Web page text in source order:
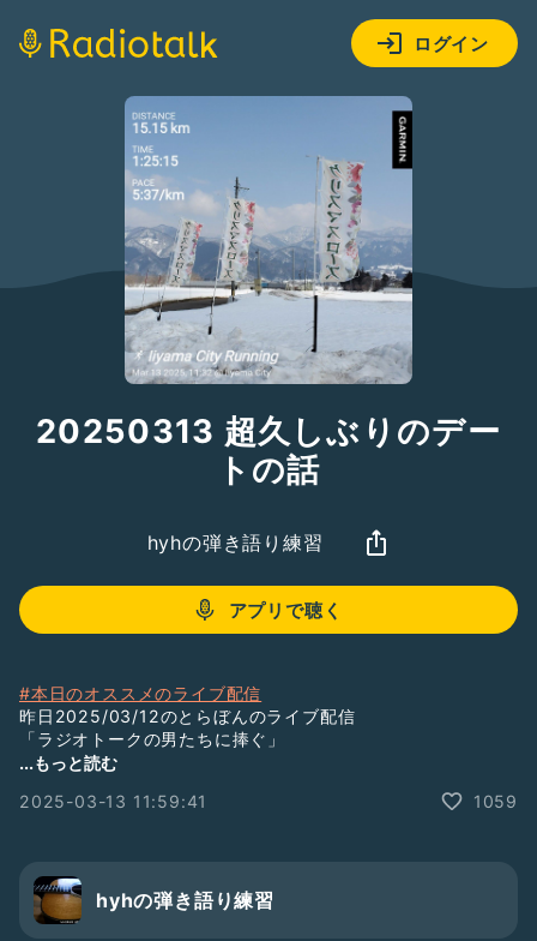
ログイン
20250313 超久しぶりのデー
トの話
hyhの弾き語り練習
アプリで聴く
#本日のオススメのライブ配信
昨日2025/03/12のとらぼんのライブ配信
「ラジオトークの男たちに捧ぐ」
https://radiotalk.page.link/qbAPBenbZJkvAwPK8
枠。1：30くらいからhyhと🟠🟠🟠さんとのデートが始まりま
#hyh1409
#hyhラジラン
#ラジラン
...もっと読む
2025-03-13 11:59:41
1059
hyhの弾き語り練習